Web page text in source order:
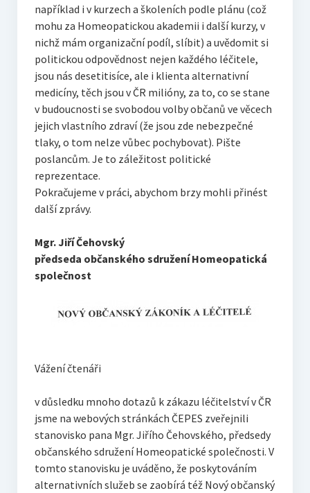
například i v kurzech a školeních podle plánu (což
mohu za Homeopatickou akademii i další kurzy, v
nichž mám organizační podíl, slíbit) a uvědomit si
politickou odpovědnost nejen každého léčitele,
jsou nás desetitisíce, ale i klienta alternativní
medicíny, těch jsou v ČR milióny, za to, co se stane
v budoucnosti se svobodou volby občanů ve věcech
jejich vlastního zdraví (že jsou zde nebezpečné
tlaky, o tom nelze vůbec pochybovat). Pište
poslancům. Je to záležitost politické
reprezentace.
Pokračujeme v práci, abychom brzy mohli přinést
další zprávy.
Mgr. Jiří Čehovský
předseda občanského sdružení Homeopatická
společnost
Vážení čtenáři
v důsledku mnoho dotazů k zákazu léčitelství v ČR
jsme na webových stránkách ČEPES zveřejnili
stanovisko pana Mgr. Jiřího Čehovského, předsedy
občanského sdružení Homeopatické společnosti. V
tomto stanovisku je uváděno, že poskytováním
alternativních služeb se zaobírá též Nový občanský